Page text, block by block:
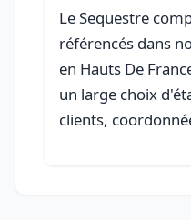
Le Sequestre
référencés dans
en Hauts De
un large choix
clients,